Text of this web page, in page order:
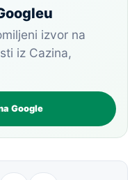
izvor na
iz Cazina,
Google